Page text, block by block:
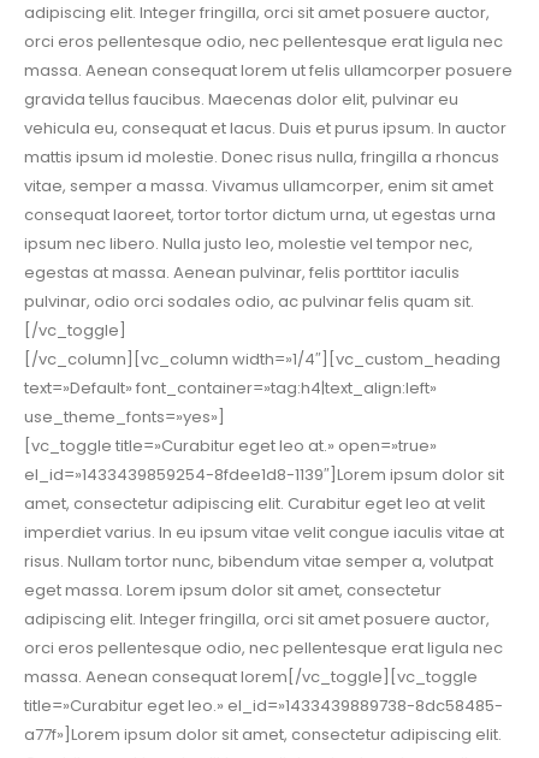
adipiscing elit. Integer fringilla, orci sit amet posuere auctor,
orci eros pellentesque odio, nec pellentesque erat ligula nec
massa. Aenean consequat lorem ut felis ullamcorper posuere
gravida tellus faucibus. Maecenas dolor elit, pulvinar eu
vehicula eu, consequat et lacus. Duis et purus ipsum. In auctor
mattis ipsum id molestie. Donec risus nulla, fringilla a rhoncus
vitae, semper a massa. Vivamus ullamcorper, enim sit amet
consequat laoreet, tortor tortor dictum urna, ut egestas urna
ipsum nec libero. Nulla justo leo, molestie vel tempor nec,
egestas at massa. Aenean pulvinar, felis porttitor iaculis
pulvinar, odio orci sodales odio, ac pulvinar felis quam sit.
[/vc_toggle]
[/vc_column][vc_column width=»1/4″][vc_custom_heading
text=»Default» font_container=»tag:h4|text_align:left»
use_theme_fonts=»yes»]
[vc_toggle title=»Curabitur eget leo at.» open=»true»
el_id=»1433439859254-8fdee1d8-1139″]Lorem ipsum dolor sit
amet, consectetur adipiscing elit. Curabitur eget leo at velit
imperdiet varius. In eu ipsum vitae velit congue iaculis vitae at
risus. Nullam tortor nunc, bibendum vitae semper a, volutpat
eget massa. Lorem ipsum dolor sit amet, consectetur
adipiscing elit. Integer fringilla, orci sit amet posuere auctor,
orci eros pellentesque odio, nec pellentesque erat ligula nec
massa. Aenean consequat lorem[/vc_toggle][vc_toggle
title=»Curabitur eget leo.» el_id=»1433439889738-8dc58485-
a77f»]Lorem ipsum dolor sit amet, consectetur adipiscing elit.